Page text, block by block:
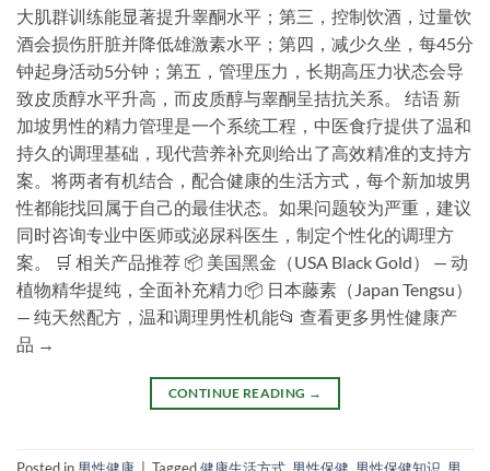
大肌群训练能显著提升睾酮水平；第三，控制饮酒，过量饮
酒会损伤肝脏并降低雄激素水平；第四，减少久坐，每45分
钟起身活动5分钟；第五，管理压力，长期高压力状态会导
致皮质醇水平升高，而皮质醇与睾酮呈拮抗关系。 结语 新
加坡男性的精力管理是一个系统工程，中医食疗提供了温和
持久的调理基础，现代营养补充则给出了高效精准的支持方
案。将两者有机结合，配合健康的生活方式，每个新加坡男
性都能找回属于自己的最佳状态。如果问题较为严重，建议
同时咨询专业中医师或泌尿科医生，制定个性化的调理方
案。 🛒 相关产品推荐 📦 美国黑金（USA Black Gold） — 动
植物精华提纯，全面补充精力📦 日本藤素（Japan Tengsu）
— 纯天然配方，温和调理男性机能📂 查看更多男性健康产
品 →
CONTINUE READING →